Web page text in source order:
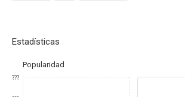
Estadísticas
Popularidad
???